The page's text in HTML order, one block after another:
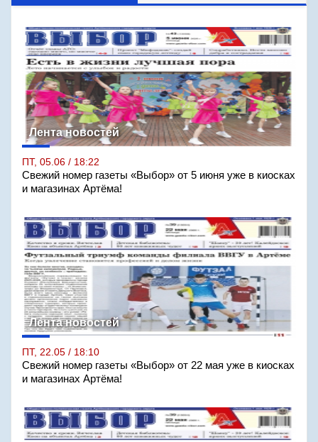
Лента новостей
ПТ, 05.06 / 18:22
Свежий номер газеты «Выбор» от 5 июня уже в киосках
и магазинах Артёма!
Лента новостей
ПТ, 22.05 / 18:10
Свежий номер газеты «Выбор» от 22 мая уже в киосках
и магазинах Артёма!